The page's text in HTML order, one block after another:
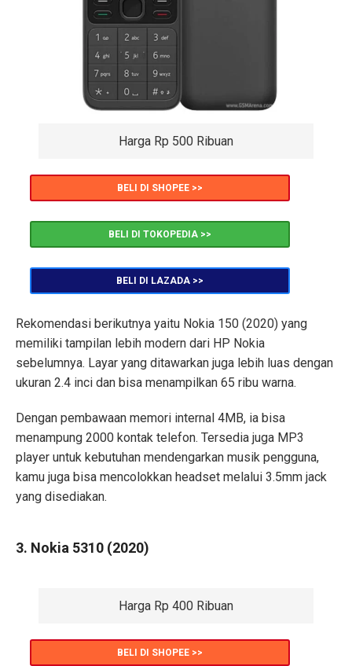
Harga Rp 500 Ribuan
BELI DI SHOPEE >>
BELI DI TOKOPEDIA >>
BELI DI LAZADA >>
Rekomendasi berikutnya yaitu Nokia 150 (2020) yang
memiliki tampilan lebih modern dari HP Nokia
sebelumnya. Layar yang ditawarkan juga lebih luas dengan
ukuran 2.4 inci dan bisa menampilkan 65 ribu warna.
Dengan pembawaan memori internal 4MB, ia bisa
menampung 2000 kontak telefon. Tersedia juga MP3
player untuk kebutuhan mendengarkan musik pengguna,
kamu juga bisa mencolokkan headset melalui 3.5mm jack
yang disediakan.
3. Nokia 5310 (2020)
Harga Rp 400 Ribuan
BELI DI SHOPEE >>